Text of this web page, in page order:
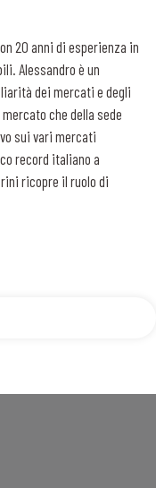
20 anni di esperienza in
Alessandro è un
dei mercati e degli
che della sede
sui vari mercati
record italiano a
ricopre il ruolo di